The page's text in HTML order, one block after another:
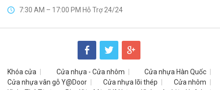
7:30 AM – 17:00 PM Hỗ Trợ 24/24
Khóa cửa Cửa nhựa - Cửa nhôm
Cửa nhựa Hàn Quốc
Cửa nhựa vân gỗ Y@Door
Cửa nhựa lõi thép
Cửa nhôm